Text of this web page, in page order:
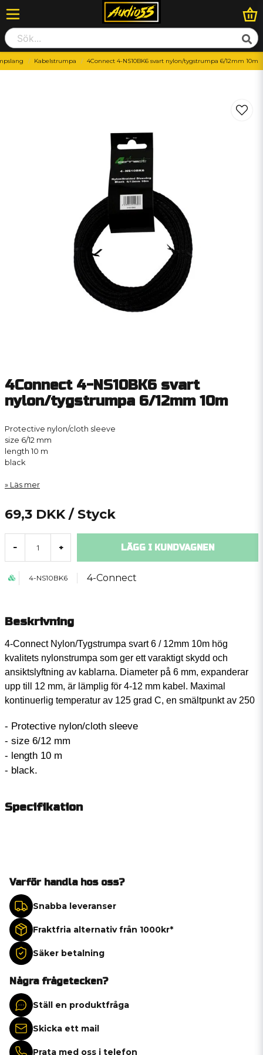
Kabelstrumpa 4Connect 4-NS10BK6 svart nylon/tygstrumpa 6/12mm 10m
4Connect 4-NS10BK6 svart
nylon/tygstrumpa 6/12mm 10m
Protective nylon/cloth sleeve
size 6/12 mm
length 10 m
black
Läs mer
69,3 DKK / Styck
- + LÄGG I KUNDVAGNEN
4-NS10BK6 4-Connect
Beskrivning
4-Connect Nylon/Tygstrumpa svart 6 / 12mm 10m hög
kvalitets nylonstrumpa som ger ett varaktigt skydd och
ansiktslyftning av kablarna. Diameter på 6 mm, expanderar
upp till 12 mm, är lämplig för 4-12 mm kabel. Maximal
kontinuerlig temperatur av 125 grad C, en smältpunkt av 250
- Protective nylon/cloth sleeve
- size 6/12 mm
- length 10 m
- black.
Specifikation
Varför handla hos oss?
Snabba leveranser
Fraktfria alternativ från 1000kr*
Säker betalning
Några frågetecken?
Ställ en produktfråga
Skicka ett mail
Prata med oss i telefon